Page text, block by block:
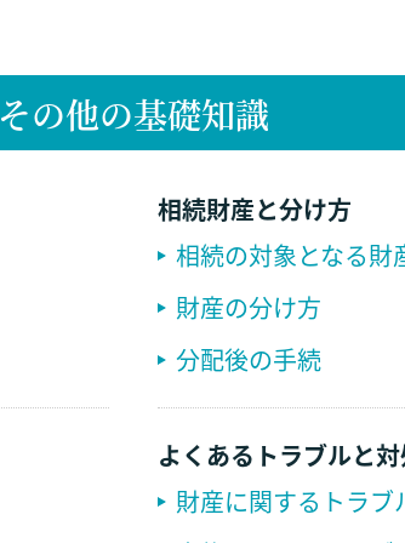
その他の基礎知識
相続財産と分け方
相続の対象となる財
財産の分け方
分配後の手続
よくあるトラブルと
財産に関するトラブ